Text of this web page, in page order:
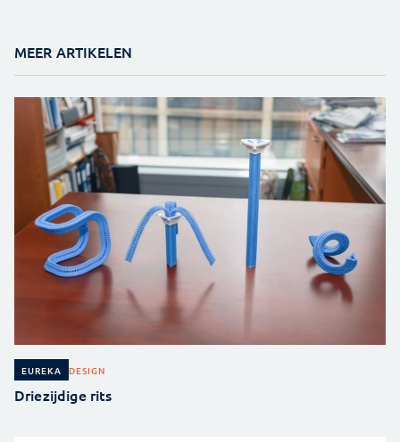
MEER ARTIKELEN
EUREKA DESIGN
Driezijdige rits